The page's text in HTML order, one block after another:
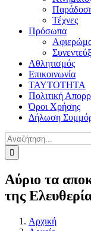
Τέχνες
Πρόσωπα
Αθλητισμός
Επικοινωνία
ΤΑΥΤΟΤΗΤΑ
Πολιτική
Όροι Χρήσης
Δήλωση
Αναζήτηση
για:
Αύριο τα
της
Αρχική